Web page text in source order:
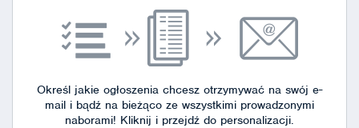
Określ jakie ogłoszenia chcesz otrzymywać na swój e-
mail i bądź na bieżąco ze wszystkimi prowadzonymi
naborami! Kliknij i przejdź do personalizacji.